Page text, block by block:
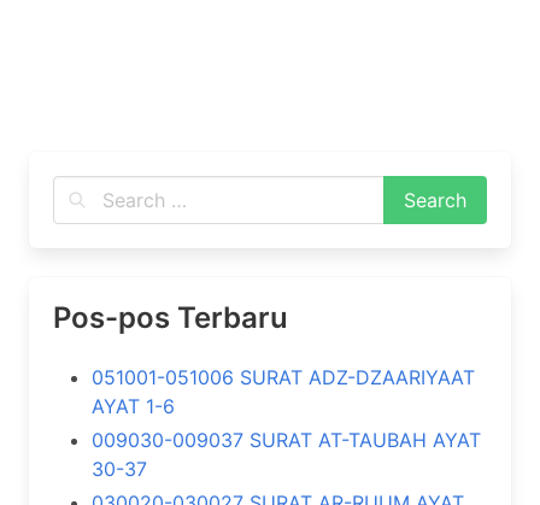
Pos-pos Terbaru
051001-051006 SURAT ADZ-DZAARIYAAT
AYAT 1-6
009030-009037 SURAT AT-TAUBAH AYAT
30-37